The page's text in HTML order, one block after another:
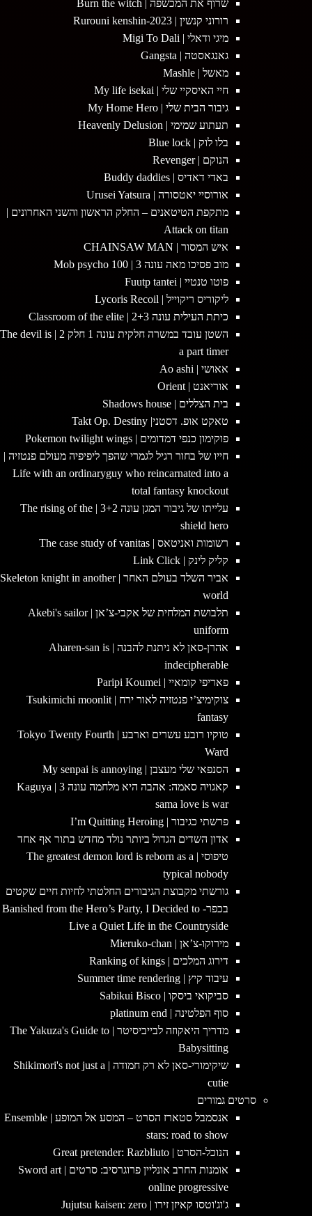
שרוף את המכשפה | Burn the witch
רורוני קנשין | 2023-Rurouni kenshin
מיגי ודאלי | Migi To Dali
גאנגאסטה | Gangsta
מאשל | Mashle
חיי האיסקיי שלי | My life isekai
גיבור הבית שלי | My Home Hero
תעתוע שמימי | Heavenly Delusion
בלו לוק | Blue lock
הנוקם | Revenger
באדי דאדיס | Buddy daddies
אורוסיי יאטסורה | Urusei Yatsura
מתקפת הטיטאנים – החלק הראשון והשני האחרונים |
Attack on titan
איש המסור | CHAINSAW MAN
מוב פסיכו מאה עונה 3 | Mob psycho 100
פוטו טנטיי | Fuutp tantei
ליקוריס ריקוייל | Lycoris Recoil
כיתת העילית עונה 2+3 | Classroom of the elite
השטן עובד במשרה חלקית עונה 1 חלק 2 | The devil is
a part timer
אאושי | Ao ashi
אוריאנט | Orient
בית הצללים | Shadows house
טאקט אופ. דסטני| Takt Op. Destiny
פוקימון כנפי דמדומים | Pokemon twilight wings
חייו של בחור רגיל לגמרי שהפך ליפיפיה מעולם פנטזיה |
Life with an ordinaryguy who reincarnated into a
total fantasy knockout
עלייתו של גיבור המגן עונה 3+2 | The rising of the
shield hero
רשומות ואניטאס | The case study of vanitas
קליק לינק | Link Click
אביר השלד בעולם האחר | Skeleton knight in another
world
תלבושת המלחית של אקבי-צ’אן | Akebi's sailor
uniform
אהרן-סאן לא ניתנת להבנה | Aharen-san is
indecipherable
פאריפי קומאיי | Paripi Koumei
צוקימיצ’י פנטזיה לאור ירח | Tsukimichi moonlit
fantasy
טוקיו רובע עשרים וארבע | Tokyo Twenty Fourth
Ward
הסנפאי שלי מעצבן | My senpai is annoying
קאגויה סאמה: אהבה היא מלחמה עונה 3 | Kaguya
sama love is war
פרשתי כגיבור | I’m Quitting Heroing
אדון השדים הגדול ביותר נולד מחדש בתור אף אחד
טיפוסי | The greatest demon lord is reborn as a
typical nobody
גורשתי מקבוצת הגיבורים החלטתי לחיות חיים שקטים
בכפר- Banished from the Hero’s Party, I Decided to
Live a Quiet Life in the Countryside
מירוקו-צ’אן | Mieruko-chan
דירוג המלכים | Ranking of kings
עיבוד קיץ | Summer time rendering
סביקואי ביסקו | Sabikui Bisco
סוף הפלטינה | platinum end
מדריך היאקוזה לבייביסיטר | The Yakuza's Guide to
Babysitting
שיקימורי-סאן לא רק חמודה | Shikimori's not just a
cutie
סרטים גמורים
אנסמבל סטארז הסרט – המסע אל המופע | Ensemble
stars: road to show
הנוכל-הסרט | Great pretender: Razbliuto
אומנות החרב אונליין פרוגרסיב: סרטים | Sword art
online progressive
ג'וג'וטסו קאיזן זירו | Jujutsu kaisen: zero